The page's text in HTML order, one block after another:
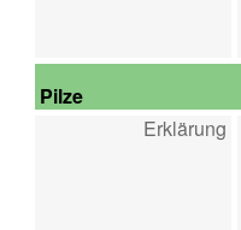
Pilze
Erklärung